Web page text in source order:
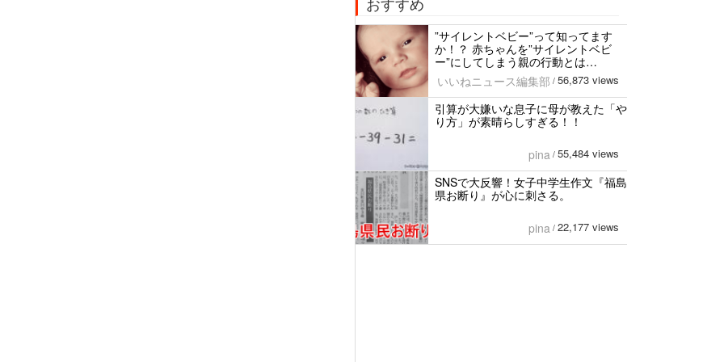
”サイレントベビー”って知ってます
か！？ 赤ちゃんを”サイレントベビ
ー”にしてしまう親の行動とは…
いいねニュース編集部 / 56,873 views
引算が大嫌いな息子に母が教えた「や
り方」が素晴らしすぎる！！
pina / 55,484 views
SNSで大反響！女子中学生作文『福島
県お断り』が心に刺さる。
pina / 22,177 views